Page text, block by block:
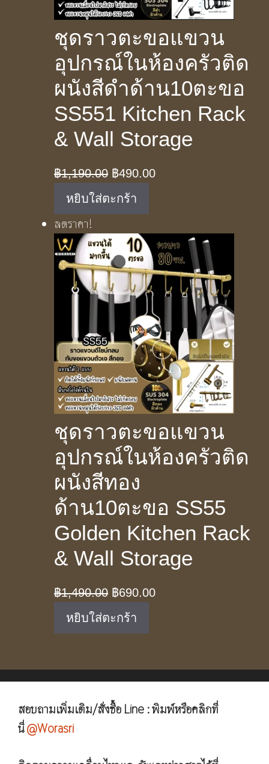
ชุดราวตะขอแขวน
อุปกรณ์ในห้องครัวติด
ผนังสีดำด้าน10ตะขอ
SS551 Kitchen Rack
& Wall Storage
฿1,190.00 Original
price
was:
฿1,190.00.
฿490.00Current
฿490.00.
หยิบใส่ตะกร้า
ลดราคา!
ชุดราวตะขอแขวน
อุปกรณ์ในห้องครัวติด
ผนังสีทอง
ด้าน10ตะขอ SS55
Golden Kitchen Rack
& Wall Storage
฿1,490.00 Original
price
was:
฿690.00Current
หยิบใส่ตะกร้า
สอบถามเพิ่มเติม/สั่งซื้อ Line : พิมพ์หรือคลิกที่
นี่@Worasri